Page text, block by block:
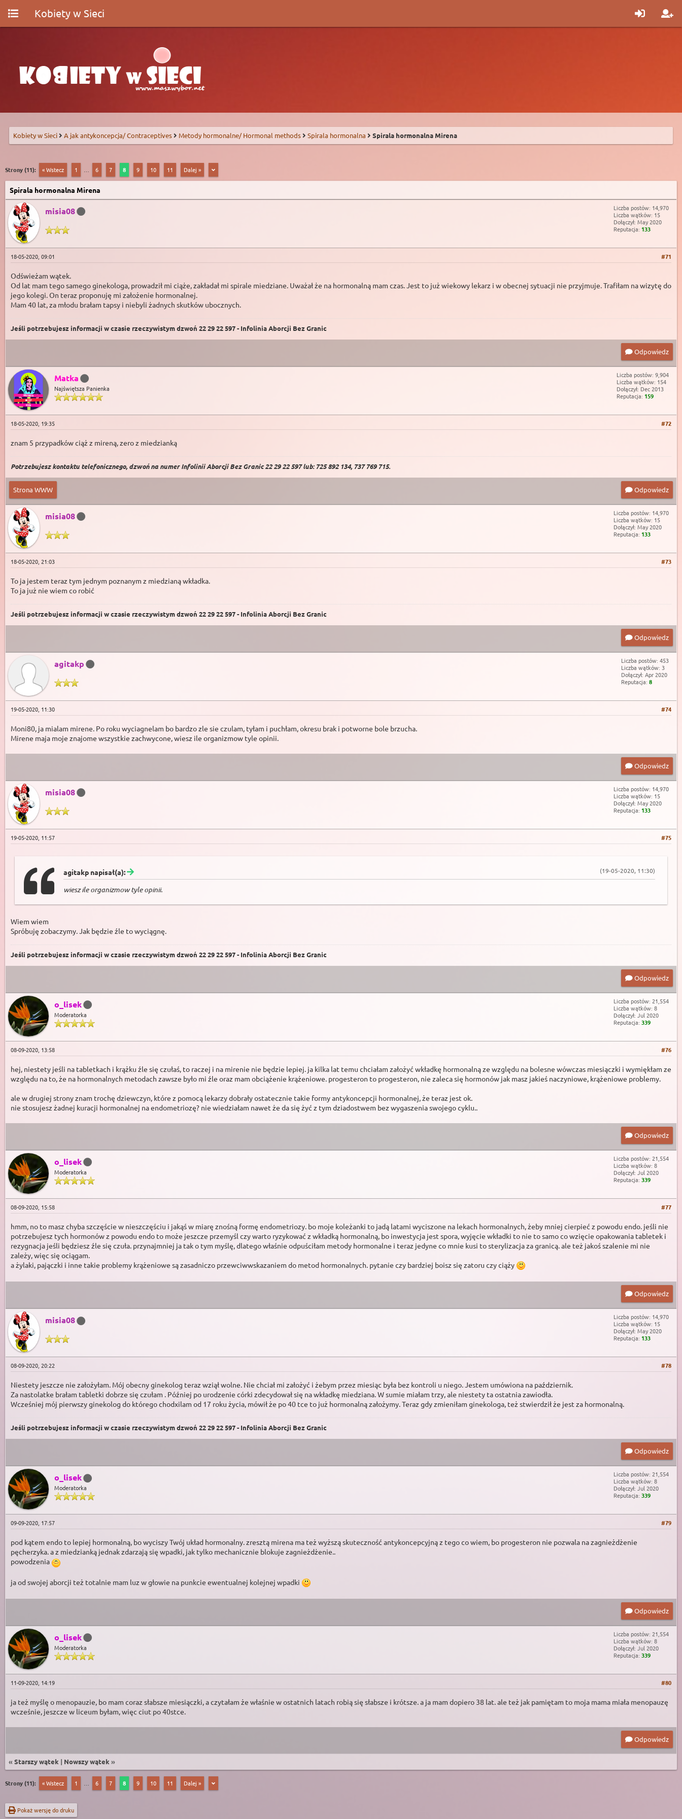
Kobiety w Sieci
Kobiety w Sieci A jak antykoncepcja/ Contraceptives Metody hormonalne/ Hormonal methods Spirala hormonalna Spirala hormonalna Mirena
Strony (11): « Wstecz 1 6 7 8 9 10 11 Dalej »
Spirala hormonalna Mirena
misia08
Liczba postów: 14,970
Liczba wątków: 15
Dołączył: May 2020
Reputacja: 133
#71
18-05-2020, 09:01
Odświeżam wątek.
Od lat mam tego samego ginekologa, prowadził mi ciąże, zakładał mi spirale miedziane. Uważał że na hormonalną mam czas. Jest to już wiekowy lekarz i w obecnej sytuacji nie przyjmuje. Trafiłam na wizytę do
jego kolegi. On teraz proponuję mi założenie hormonalnej.
Mam 40 lat, za młodu brałam tapsy i niebyli żadnych skutków ubocznych.
Jeśli potrzebujesz informacji w czasie rzeczywistym dzwoń 22 29 22 597 - Infolinia Aborcji Bez Granic
Odpowiedz
Matka
Najświętsza Panienka
Liczba postów: 9,904
Liczba wątków: 154
Dołączył: Dec 2013
Reputacja: 159
#72
18-05-2020, 19:35
znam 5 przypadków ciąż z mireną, zero z miedzianką
Potrzebujesz kontaktu telefonicznego, dzwoń na numer Infolinii Aborcji Bez Granic 22 29 22 597 lub: 725 892 134, 737 769 715.
Strona WWW Odpowiedz
misia08
Liczba postów: 14,970
Liczba wątków: 15
Dołączył: May 2020
Reputacja: 133
#73
18-05-2020, 21:03
To ja jestem teraz tym jednym poznanym z miedzianą wkładka.
To ja już nie wiem co robić
Jeśli potrzebujesz informacji w czasie rzeczywistym dzwoń 22 29 22 597 - Infolinia Aborcji Bez Granic
Odpowiedz
agitakp
Liczba postów: 453
Liczba wątków: 3
Dołączył: Apr 2020
Reputacja: 8
#74
19-05-2020, 11:30
Moni80, ja mialam mirene. Po roku wyciagnelam bo bardzo zle sie czulam, tyłam i puchłam, okresu brak i potworne bole brzucha.
Mirene maja moje znajome wszystkie zachwycone, wiesz ile organizmow tyle opinii.
Odpowiedz
misia08
Liczba postów: 14,970
Liczba wątków: 15
Dołączył: May 2020
Reputacja: 133
#75
19-05-2020, 11:57
(19-05-2020, 11:30)
agitakp napisał(a):
wiesz ile organizmow tyle opinii.
Wiem wiem
Spróbuję zobaczymy. Jak będzie źle to wyciągnę.
Jeśli potrzebujesz informacji w czasie rzeczywistym dzwoń 22 29 22 597 - Infolinia Aborcji Bez Granic
Odpowiedz
o_lisek
Moderatorka
Liczba postów: 21,554
Liczba wątków: 8
Dołączył: Jul 2020
Reputacja: 339
#76
08-09-2020, 13:58
hej, niestety jeśli na tabletkach i krążku źle się czułaś, to raczej i na mirenie nie będzie lepiej. ja kilka lat temu chciałam założyć wkładkę hormonalną ze względu na bolesne wówczas miesiączki i wymiękłam ze
względu na to, że na hormonalnych metodach zawsze było mi źle oraz mam obciążenie krążeniowe. progesteron to progesteron, nie zaleca się hormonów jak masz jakieś naczyniowe, krążeniowe problemy.
ale w drugiej strony znam trochę dziewczyn, które z pomocą lekarzy dobrały ostatecznie takie formy antykoncepcji hormonalnej, że teraz jest ok.
nie stosujesz żadnej kuracji hormonalnej na endometriozę? nie wiedziałam nawet że da się żyć z tym dziadostwem bez wygaszenia swojego cyklu..
Odpowiedz
o_lisek
Moderatorka
Liczba postów: 21,554
Liczba wątków: 8
Dołączył: Jul 2020
Reputacja: 339
#77
08-09-2020, 15:58
hmm, no to masz chyba szczęście w nieszczęściu i jakąś w miarę znośną formę endometriozy. bo moje koleżanki to jadą latami wyciszone na lekach hormonalnych, żeby mniej cierpieć z powodu endo. jeśli nie
potrzebujesz tych hormonów z powodu endo to może jeszcze przemyśl czy warto ryzykować z wkładką hormonalną, bo inwestycja jest spora, wyjęcie wkładki to nie to samo co wzięcie opakowania tabletek i
rezygnacja jeśli będziesz źle się czuła. przynajmniej ja tak o tym myślę, dlatego właśnie odpuściłam metody hormonalne i teraz jedyne co mnie kusi to sterylizacja za granicą. ale też jakoś szalenie mi nie
zależy, więc się ociągam.
a żylaki, pajączki i inne takie problemy krążeniowe są zasadniczo przewciwwskazaniem do metod hormonalnych. pytanie czy bardziej boisz się zatoru czy ciąży
Odpowiedz
misia08
Liczba postów: 14,970
Liczba wątków: 15
Dołączył: May 2020
Reputacja: 133
#78
08-09-2020, 20:22
Niestety jeszcze nie założyłam. Mój obecny ginekolog teraz wziął wolne. Nie chciał mi założyć i żebym przez miesiąc była bez kontroli u niego. Jestem umówiona na październik.
Za nastolatke brałam tabletki dobrze się czułam . Później po urodzenie córki zdecydował się na wkładkę miedziana. W sumie miałam trzy, ale niestety ta ostatnia zawiodła.
Wcześniej mój pierwszy ginekolog do którego chodxilam od 17 roku życia, mówił że po 40 tce to już hormonalną założymy. Teraz gdy zmieniłam ginekologa, też stwierdził że jest za hormonalną.
Jeśli potrzebujesz informacji w czasie rzeczywistym dzwoń 22 29 22 597 - Infolinia Aborcji Bez Granic
Odpowiedz
o_lisek
Moderatorka
Liczba postów: 21,554
Liczba wątków: 8
Dołączył: Jul 2020
Reputacja: 339
#79
09-09-2020, 17:57
pod kątem endo to lepiej hormonalną, bo wyciszy Twój układ hormonalny. zresztą mirena ma też wyższą skuteczność antykoncepcyjną z tego co wiem, bo progesteron nie pozwala na zagnieżdżenie
pęcherzyka. a z miedzianką jednak zdarzają się wpadki, jak tylko mechanicznie blokuje zagnieżdżenie..
powodzenia
ja od swojej aborcji też totalnie mam luz w głowie na punkcie ewentualnej kolejnej wpadki
Odpowiedz
o_lisek
Moderatorka
Liczba postów: 21,554
Liczba wątków: 8
Dołączył: Jul 2020
Reputacja: 339
#80
11-09-2020, 14:19
ja też myślę o menopauzie, bo mam coraz słabsze miesiączki, a czytałam że właśnie w ostatnich latach robią się słabsze i krótsze. a ja mam dopiero 38 lat. ale też jak pamiętam to moja mama miała menopauzę
wcześnie, jeszcze w liceum byłam, więc ciut po 40stce.
Odpowiedz
« Starszy wątek | Nowszy wątek »
Strony (11): « Wstecz 1 6 7 8 9 10 11 Dalej »
Pokaż wersję do druku